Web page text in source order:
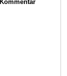
Kommentar